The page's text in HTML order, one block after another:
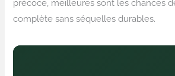
précoce, meilleures sont les chances
complète sans séquelles durables.